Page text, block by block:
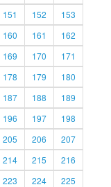
151 152
153
160 161
162
169 170
171
178 179
180
187 188
189
196 197
198
205 206
207
214 215
216
223 224
225